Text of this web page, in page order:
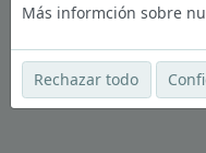
Más informción sobre
Rechazar todo